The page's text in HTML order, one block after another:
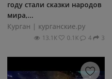
году стали сказки народов
мира,...
Курган | курганские.ру
13.1К 0.1К 4 3